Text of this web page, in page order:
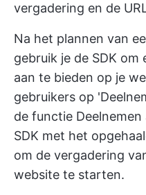
vergadering en de
Na het plannen van
gebruik je de SDK
aan te bieden op je
gebruikers op
de functie
SDK met het
om de vergadering
website te starten.